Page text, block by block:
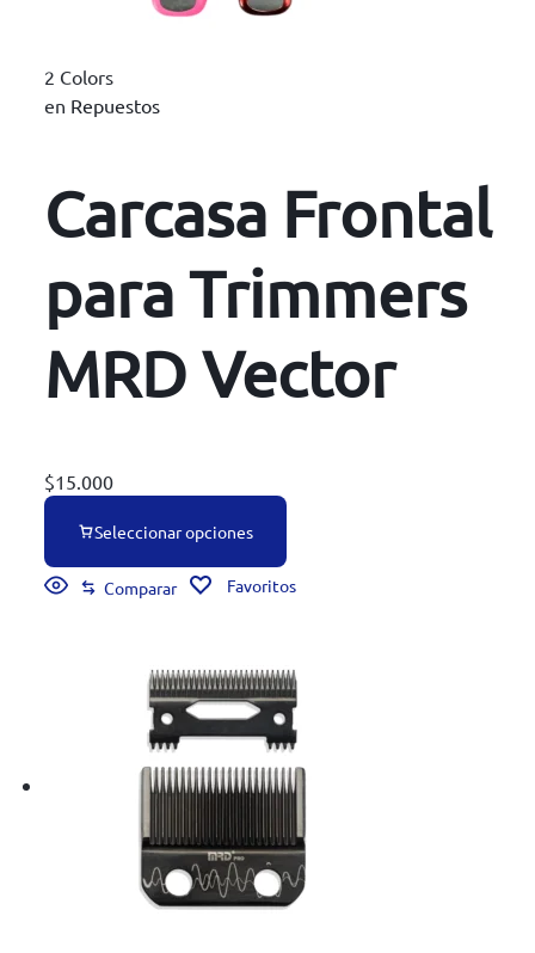
2 Colors
en Repuestos
Carcasa Frontal
para Trimmers
MRD Vector
$15.000
Seleccionar opciones
Comparar Favoritos